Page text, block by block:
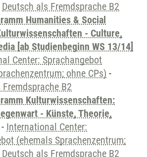
Deutsch als Fremdsprache B2
Humanities & Social
- Culture,
[ab Studienbeginn WS 13/14]
Center: Sprachangebot
ohne CPs) -
B2
Kulturwissenschaften:
- Künste, Theorie,
- International Center:
(ehemals Sprachenzentrum;
Deutsch als Fremdsprache B2